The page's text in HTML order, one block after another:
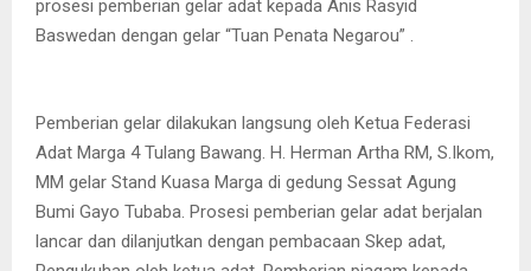
prosesi pemberian gelar adat kepada Anis Rasyid
Baswedan dengan gelar “Tuan Penata Negarou” .
Pemberian gelar dilakukan langsung oleh Ketua Federasi
Adat Marga 4 Tulang Bawang. H. Herman Artha RM, S.Ikom,
MM gelar Stand Kuasa Marga di gedung Sessat Agung
Bumi Gayo Tubaba. Prosesi pemberian gelar adat berjalan
lancar dan dilanjutkan dengan pembacaan Skep adat,